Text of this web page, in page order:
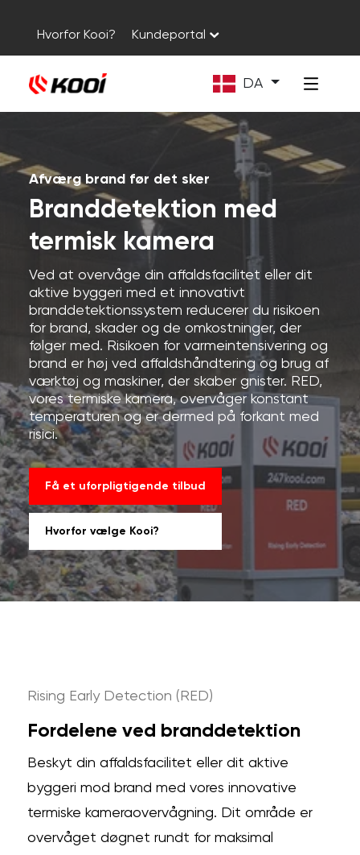
Hvorfor Kooi? Kundeportal
DA
Afværg brand før det sker
Branddetektion med
termisk kamera
Ved at overvåge din affaldsfacilitet eller dit
aktive byggeri med et innovativt
branddetektionssystem reducerer du risikoen
for brand, skader og de omkostninger, der
følger med. Risikoen for varmeintensivering og
brand er høj ved affaldshåndtering og brug af
værktøj og maskiner, der skaber gnister. RED,
vores termiske kamera, overvåger konstant
temperaturen og er dermed på forkant med
risici.
Få et uforpligtigende tilbud
Hvorfor vælge Kooi?
Rising Early Detection (RED)
Fordelene ved branddetektion
Beskyt din affaldsfacilitet eller dit aktive
byggeri mod brand med vores innovative
termiske kameraovervågning. Dit område er
overvåget døgnet rundt for maksimal